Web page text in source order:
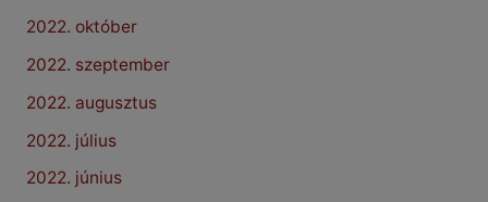
2022. október
2022. szeptember
2022. augusztus
2022. július
2022. június